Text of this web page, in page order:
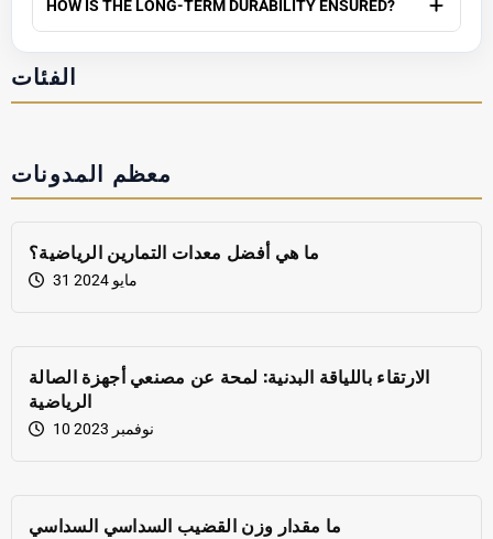
HOW IS THE LONG-TERM DURABILITY ENSURED?
الفئات
معظم المدونات
ما هي أفضل معدات التمارين الرياضية؟
31 مايو 2024
الارتقاء باللياقة البدنية: لمحة عن مصنعي أجهزة الصالة
الرياضية
10 نوفمبر 2023
ما مقدار وزن القضيب السداسي السداسي